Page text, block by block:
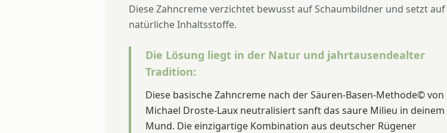
Diese Zahncreme verzichtet bewusst auf Schaumbildner und setzt auf
natürliche Inhaltsstoffe.
Die Lösung liegt in der Natur und jahrtausendealter
Tradition:
Diese basische Zahncreme nach der Säuren-Basen-Methode© von
Michael Droste-Laux neutralisiert sanft das saure Milieu in deinem
Mund. Die einzigartige Kombination aus deutscher Rügener